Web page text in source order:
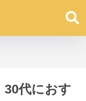
30代におす